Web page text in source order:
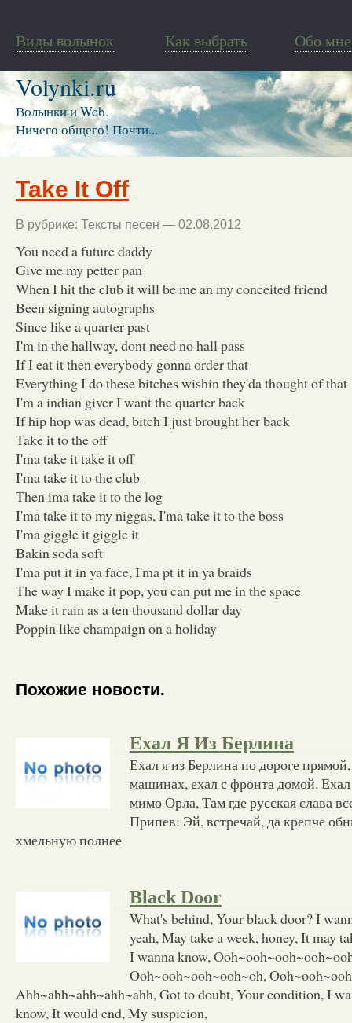
Виды волынок Как выбрать Обо мне
Volynki.ru
Волынки и Web.
Ничего общего! Почти...
Take It Off
В рубрике: Тексты песен — 02.08.2012
You need a future daddy
Give me my petter pan
When I hit the club it will be me an my conceited friend
Been signing autographs
Since like a quarter past
I'm in the hallway, dont need no hall pass
If I eat it then everybody gonna order that
Everything I do these bitches wishin they'da thought of that
I'm a indian giver I want the quarter back
If hip hop was dead, bitch I just brought her back
Take it to the off
I'ma take it take it off
I'ma take it to the club
Then ima take it to the log
I'ma take it to my niggas, I'ma take it to the boss
I'ma giggle it giggle it
Bakin soda soft
I'ma put it in ya face, I'ma pt it in ya braids
The way I make it pop, you can put me in the space
Make it rain as a ten thousand dollar day
Poppin like champaign on a holiday
Похожие новости.
Ехал Я Из Берлина
Ехал я из Берлина по дороге
машинах, ехал с фронта домой.
мимо Орла, Там где русская слава
Припев: Эй, встречай, да крепче
хмельную полнее
Black Door
What's behind, Your black door? I
yeah, May take a week, honey, It may
I wanna know,
Ooh~ooh~ooh~ooh~oh,
Ahh~ahh~ahh~ahh~ahh, Got to doubt, Your condition, I
know, It would end, My suspicion,